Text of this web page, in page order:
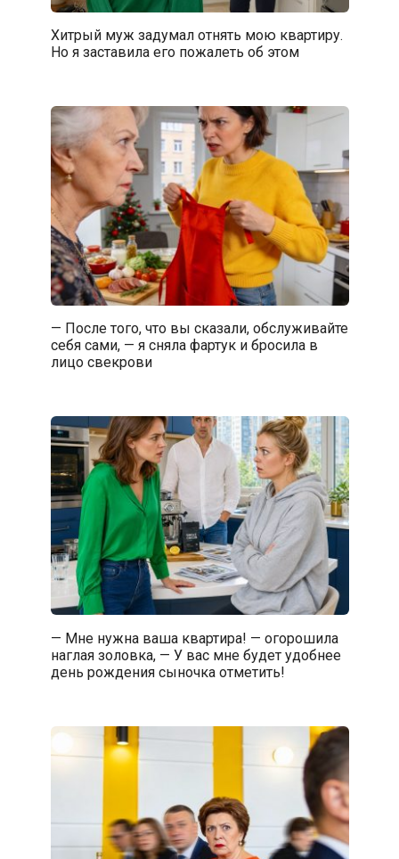
Хитрый муж задумал отнять мою квартиру.
Но я заставила его пожалеть об этом
— После того, что вы сказали, обслуживайте
себя сами, — я сняла фартук и бросила в
лицо свекрови
— Мне нужна ваша квартира! — огорошила
наглая золовка, — У вас мне будет удобнее
день рождения сыночка отметить!